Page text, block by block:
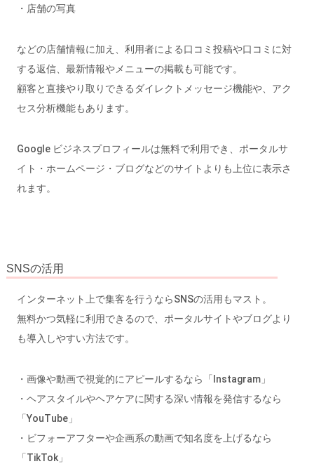
・店舗の写真
などの店舗情報に加え、利用者による口コミ投稿や口コミに対
する返信、最新情報やメニューの掲載も可能です。
顧客と直接やり取りできるダイレクトメッセージ機能や、アク
セス分析機能もあります。
Google ビジネスプロフィールは無料で利用でき、ポータルサ
イト・ホームページ・ブログなどのサイトよりも上位に表示さ
れます。
SNSの活用
インターネット上で集客を行うならSNSの活用もマスト。
無料かつ気軽に利用できるので、ポータルサイトやブログより
も導入しやすい方法です。
・画像や動画で視覚的にアピールするなら「Instagram」
・ヘアスタイルやヘアケアに関する深い情報を発信するなら
「YouTube」
・ビフォーアフターや企画系の動画で知名度を上げるなら
「TikTok」